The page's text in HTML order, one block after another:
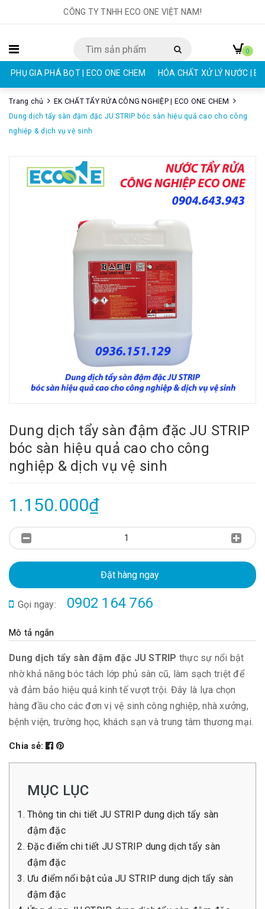
CÔNG TY TNHH ECO ONE VIỆT NAM!
PHỤ GIA PHÁ BỌT | ECO ONE CHEM HÓA CHẤT XỬ LÝ NƯỚC |
0
Trang chủ
EK CHẤT TẨY RỬA CÔNG NGHIỆP | ECO ONE CHEM
Dung dịch tẩy sàn đậm đặc JU STRIP bóc sàn hiệu quả cao cho công
nghiệp & dịch vụ vệ sinh
Dung dịch tẩy sàn đậm đặc JU STRIP
bóc sàn hiệu quả cao cho công
nghiệp & dịch vụ vệ sinh
1.150.000₫
Đặt hàng ngay
Gọi ngay: 0902 164 766
Mô tả ngắn
Dung dịch tẩy sàn đậm đặc JU STRIP thực sự nổi bật
nhờ khả năng bóc tách lớp phủ sàn cũ, làm sạch triệt để
và đảm bảo hiệu quả kinh tế vượt trội. Đây là lựa chọn
hàng đầu cho các đơn vị vệ sinh công nghiệp, nhà xưởng,
bệnh viện, trường học, khách sạn và trung tâm thương mại.
Chia sẻ:
MỤC LỤC
Thông tin chi tiết JU STRIP dung dịch tẩy sàn
đậm đặc
Đặc điểm chi tiết JU STRIP dung dịch tẩy sàn
đậm đặc
Ưu điểm nổi bật của JU STRIP dung dịch tẩy sàn
đậm đặc